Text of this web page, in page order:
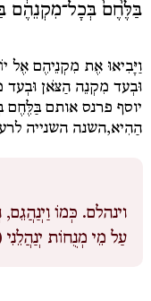
בַּלֶּ֙חֶם֙ בְּכָל־מִקְנֵהֶ֔ם
וַיָּבִיאוּ אֶת מִקְנֵיהֶם אֶל
וּבְעד מִקְנֵה הַצֹּאן וּבְעד
יוסף פרנס אותםבַּלֶּחֶם
הַהִיא,השנה השנייה
וינהלם. כְּמוֹ
עַל מֵי מְנֻחוֹת